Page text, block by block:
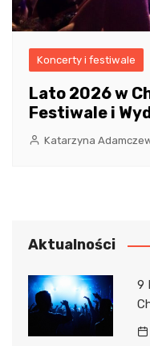
Koncerty i festiwale
Lato 2026 w
Festiwale i
Katarzyna
Aktualności
9